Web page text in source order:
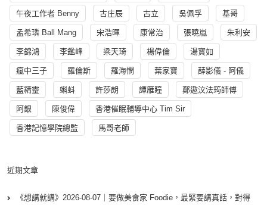
午夜工作者 Benny 古庄辰 古立 吳佩孚 基哥
孟希璘 Ball Mang 宋浩暉 康常治 張曉嵐 朱利安
李錦鴻 李鑑峰 梁天琦 楊偉倫 湯寳如
瘋中三子 羅倫斯 羅海憫 葉家寶 薛影儀 - 阿儀
藍精靈 蝌蚪 許莎朗 譚雁瞳 鄭遨汶法筠師傅
阿銀 陳俊偉 香港催眠輔導中心 Tim Sir
香港記憶學院總監 馬哥老師
近期文章
《想講就講》2026-08-07｜要做美食家 Foodie，最緊要講真話，對得